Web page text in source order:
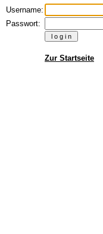
Username:
Passwort:
Zur Startseite